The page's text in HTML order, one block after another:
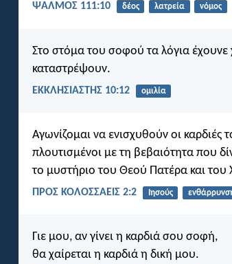
ΨΑΛΜΌΣ 111:10 δέος λατρεία νόμος
Στο στόμα του σοφού τα λόγια
καταστρέψουν.
ΕΚΚΛΗΣΙΑΣΤΗΣ 10:12 ομιλία
Αγωνίζομαι να ενισχυθούν οι καρδιές
πλουτισμένοι με τη βεβαιότητα που
το μυστήριο του Θεού Πατέρα και του
ΠΡΟΣ ΚΟΛΟΣΣΑΕΙΣ 2:2 Ιησούς
Γιε μου, αν γίνει η καρδιά σου σοφή,
θα χαίρεται η καρδιά η δική μου.